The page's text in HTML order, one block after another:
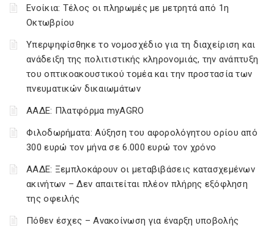
Ενοίκια: Τέλος οι πληρωμές με μετρητά από 1η
Οκτωβρίου
Υπερψηφίσθηκε το νομοσχέδιο για τη διαχείριση και
ανάδειξη της πολιτιστικής κληρονομιάς, την ανάπτυξη
του οπτικοακουστικού τομέα και την προστασία των
πνευματικών δικαιωμάτων
ΑΑΔΕ: Πλατφόρμα myAGRO
Φιλοδωρήματα: Αύξηση του αφορολόγητου ορίου από
300 ευρώ τον μήνα σε 6.000 ευρώ τον χρόνο
ΑΑΔΕ: Ξεμπλοκάρουν οι μεταβιβάσεις κατασχεμένων
ακινήτων – Δεν απαιτείται πλέον πλήρης εξόφληση
της οφειλής
Πόθεν έσχες – Ανακοίνωση για έναρξη υποβολής